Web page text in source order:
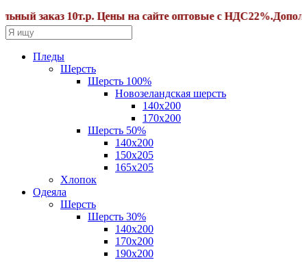
заказ 10т.р. Цены на сайте оптовые с
Пледы
Шерсть
Шерсть 100%
Новозеландская шерсть
140х200
170x200
Шерсть 50%
140x200
150х205
165х205
Хлопок
Одеяла
Шерсть
Шерсть 30%
140х200
170х200
190х200